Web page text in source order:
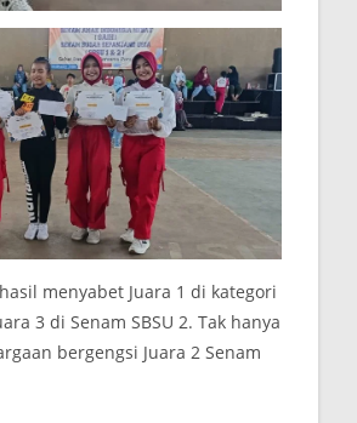
menyabet Juara 1 di kategori
3 di Senam SBSU 2. Tak hanya
bergengsi Juara 2 Senam